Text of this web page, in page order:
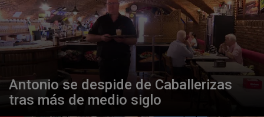
Antonio se despide de Caballerizas
tras más de medio siglo